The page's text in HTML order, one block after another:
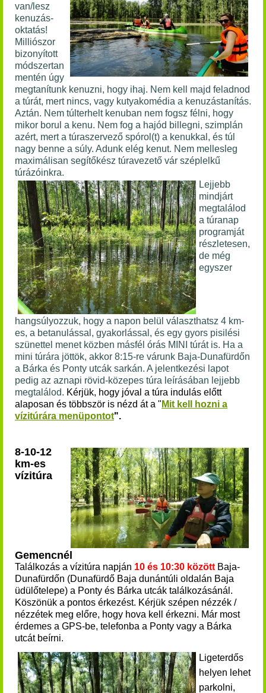
van/lesz
kenuzás-
oktatás!
Milliószor
bizonyított
módszertan
mentén úgy
megtanítunk kenuzni, hogy ihaj. Nem kell majd feladnod
a túrát, mert nincs, vagy kutyakomédia a kenuzástanítás.
Aztán. Nem túlterhelt kenuban nem fogsz félni, hogy
mikor borul a kenu. Nem fog a hajód billegni, szimplán
azért, mert a túraszervező spórol(t) a kenukkal, és túl
nagy benne a súly. Adunk elég kenut. Nem mellesleg
maximálisan segítőkész túravezető vár széplelkű
túrázóinkra.
Lejjebb
mindjárt
megtalálod
a túranap
programját
részletesen,
de még
egyszer
hangsúlyozzuk, hogy a napon belül választhatsz 4 km-
es, a betanulással, gyakorlással, és egy gyors pisilési
szünettel menet közben másfél órás MINI túrát is. Ha a
mini túrára jöttök, akkor 8:15-re várunk Baja-Dunafürdőn
a Bárka és Ponty utcák sarkán. A jelentkezési lapot
pedig az aznapi rövid-közepes túra leírásában lejjebb
megtalálod. Kérjük, hogy jóval a túra indulás előtt
alaposan és többször is nézd át a " Mit kell hozni a
vízitúrára menüpontot".
8-10-12
km-es
vízitúra
Gemencnél
Találkozás a vízitúra napján 10 és 10:30 között Baja-
Dunafürdőn (Dunafürdő Baja dunántúli oldalán Baja
üdülőtelepe) a Ponty és Bárka utcák találkozásánál.
Köszönük a pontos érkezést. Kérjük szépen nézzék /
nézzétek meg előre, hogy hova kell érkezni. Már most
érdemes a GPS-be, telefonba a Ponty vagy a Bárka
utcát beírni.
Ligeterdős
helyen lehet
parkolni,